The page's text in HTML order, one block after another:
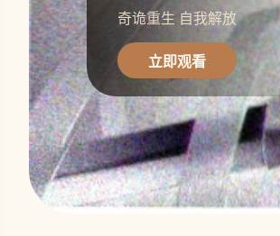
奇诡重生 自我解放
立即观看